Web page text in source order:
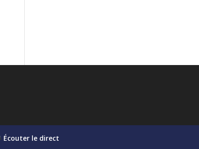
Écouter le direct